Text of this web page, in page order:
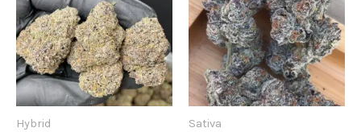
Hybrid Sativa